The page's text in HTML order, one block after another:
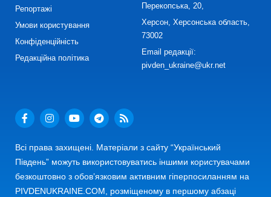
Репортажі
Умови користування
Конфіденційність
Редакційна політика
Перекопська, 20,
Херсон, Херсонська область,
73002
Email редакції:
pivden_ukraine@ukr.net
Всі права захищені. Матеріали з сайту “Український
Південь” можуть використовуватись іншими користувачами
безкоштовно з обов’язковим активним гіперпосиланням на
PIVDENUKRAINE.COM, розміщеному в першому абзаці